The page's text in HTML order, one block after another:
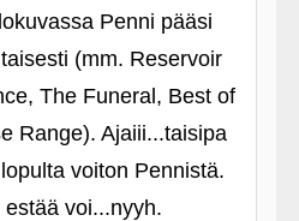
Penni pääsi
(mm. Reservoir
The Funeral, Best of
Range). Ajaiii...taisipa
voiton Pennistä.
voi...nyyh.